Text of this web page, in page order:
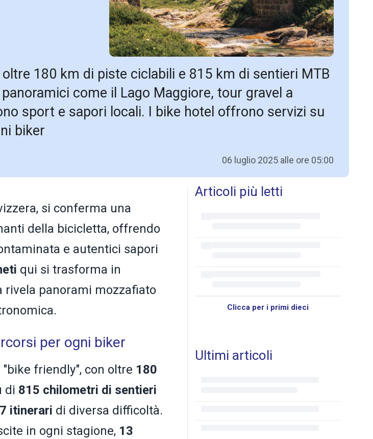
180 km di piste ciclabili e 815 km di sentieri MTB
come il Lago Maggiore, tour gravel a
sport e sapori locali. I bike hotel offrono servizi su
biker
06 luglio 2025 alle ore 05:00
si conferma una
della bicicletta, offrendo
e autentici sapori
qui si trasforma in
rivela panorami mozzafiato
per ogni biker
friendly", con oltre 180
di 815 chilometri di sentieri
itinerari di diversa difficoltà.
in ogni stagione, 13
Articoli più letti
Clicca per i primi dieci
Ultimi articoli